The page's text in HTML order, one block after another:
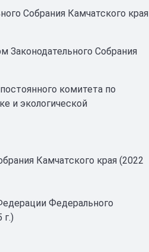
Собрания Камчатского края
Законодательного Собрания
комитета по
и экологической
Камчатского края (2022
Федерального